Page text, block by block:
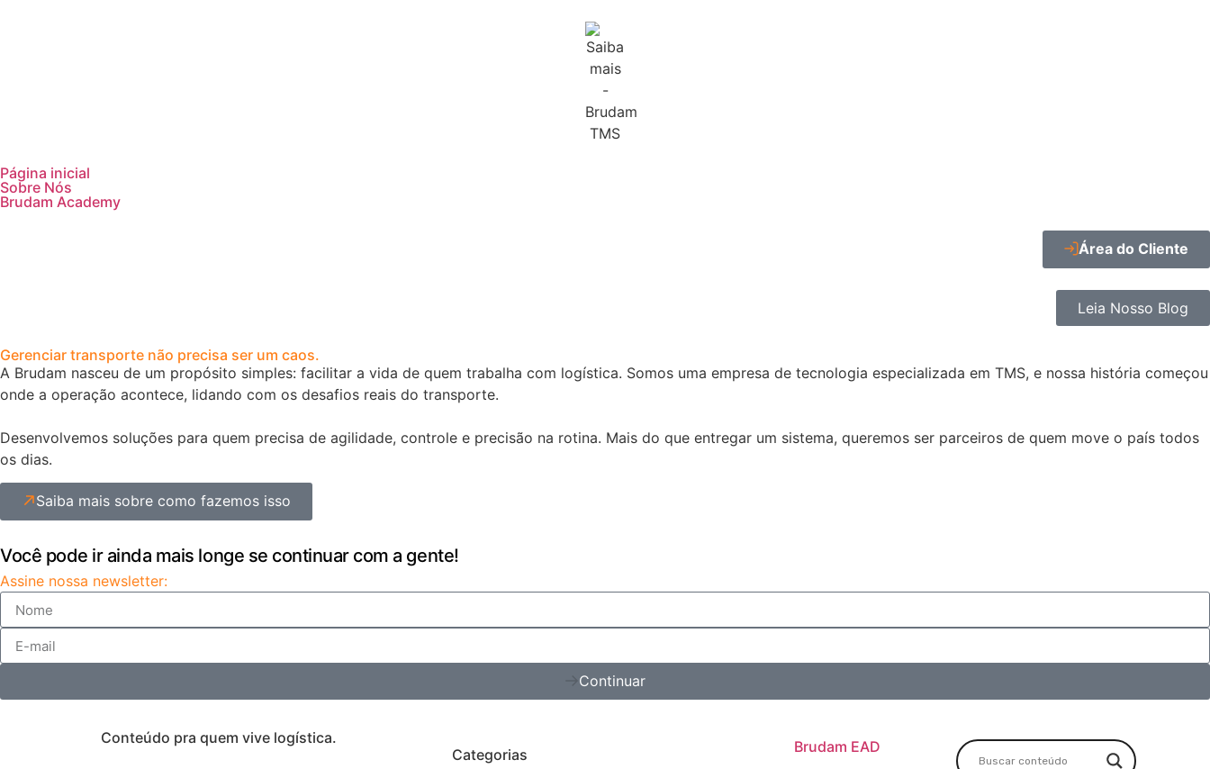
Página inicial
Sobre Nós
Brudam Academy
Área do Cliente
Leia Nosso Blog
Gerenciar transporte não precisa ser um caos.
A Brudam nasceu de um propósito simples: facilitar a vida de quem trabalha com logística. Somos uma empresa de tecnologia especializada em TMS, e nossa história começou
onde a operação acontece, lidando com os desafios reais do transporte.
Desenvolvemos soluções para quem precisa de agilidade, controle e precisão na rotina. Mais do que entregar um sistema, queremos ser parceiros de quem move o país todos
os dias.
Saiba mais sobre como fazemos isso
Você pode ir ainda mais longe se continuar com a gente!
Assine nossa newsletter:
Continuar
Conteúdo pra quem vive logística.
Categorias
Brudam EAD